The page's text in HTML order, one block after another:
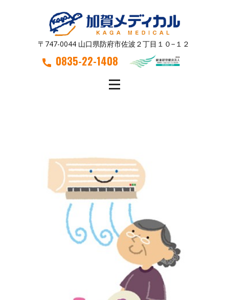
〒747-0044 山口県防府市佐波２丁目１０−１２
0835-22-1408